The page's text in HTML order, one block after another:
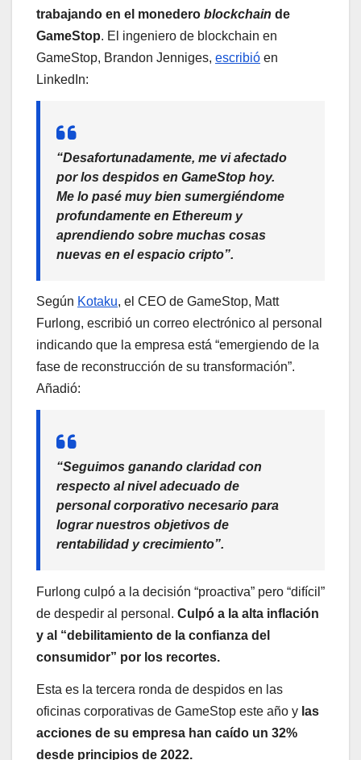
trabajando en el monedero blockchain de
GameStop. El ingeniero de blockchain en
GameStop, Brandon Jenniges, escribió en
LinkedIn:
“Desafortunadamente, me vi afectado
por los despidos en GameStop hoy.
Me lo pasé muy bien sumergiéndome
profundamente en Ethereum y
aprendiendo sobre muchas cosas
nuevas en el espacio cripto”.
Según Kotaku, el CEO de GameStop, Matt
Furlong, escribió un correo electrónico al personal
indicando que la empresa está “emergiendo de la
fase de reconstrucción de su transformación”.
Añadió:
“Seguimos ganando claridad con
respecto al nivel adecuado de
personal corporativo necesario para
lograr nuestros objetivos de
rentabilidad y crecimiento”.
Furlong culpó a la decisión “proactiva” pero “difícil”
de despedir al personal. Culpó a la alta inflación
y al “debilitamiento de la confianza del
consumidor” por los recortes.
Esta es la tercera ronda de despidos en las
oficinas corporativas de GameStop este año y las
acciones de su empresa han caído un 32%
desde principios de 2022.